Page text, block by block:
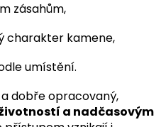
zásahům,
charakter kamene,
umístění.
dobře opracovaný,
a nadčasovým